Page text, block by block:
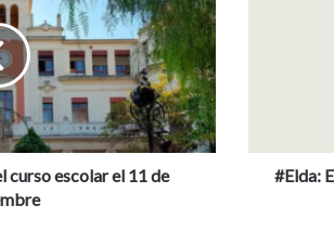
curso escolar el 11 de
#Elda: